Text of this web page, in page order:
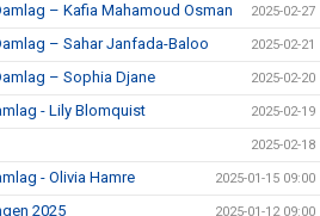
– Kafia Mahamoud Osman 2025-02-27
– Sahar Janfada-Baloo 2025-02-21
– Sophia Djane 2025-02-20
- Lily Blomquist 2025-02-19
2025-02-18
- Olivia Hamre 2025-01-15 09:00
2025 2025-01-12 09:00